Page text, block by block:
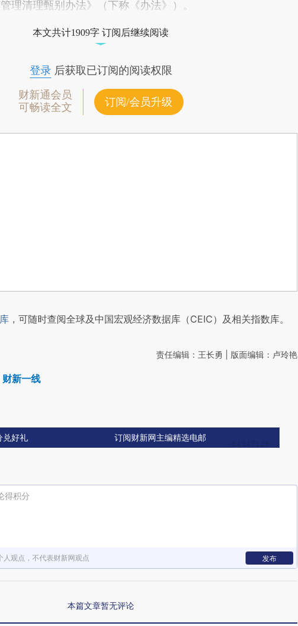
理清理甄别办法》（下称《办法》）。
本文共计1909字 订阅后继续阅读
登录后获取已订阅的阅读权限
财新通会员
可畅读全文
订阅/会员升级
，可随时查阅全球及中国宏观经济数据库（CEIC）及相关指数库。
责任编辑：王长勇 | 版面编辑：卢玲艳
财新一线
兑好礼 订阅财新网主编精选电邮
得积分
人观点，不代表财新网观点 发布
本篇文章暂无评论